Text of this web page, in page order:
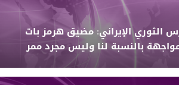
الثوري الإيراني: مضيق هرمز بات
بالنسبة لنا وليس مجرد ممر